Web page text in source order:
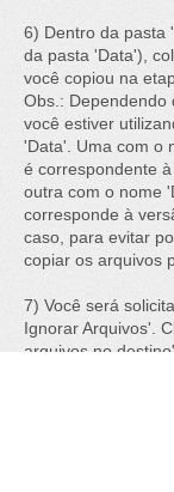
6) Dentro da pasta
da pasta 'Data'),
você copiou na
Obs.: Dependendo
você estiver
'Data'. Uma com o
é correspondente
outra com o nome
corresponde à
caso, para evitar
copiar os arquivos
7) Você será
Ignorar Arquivos'.
arquivos no